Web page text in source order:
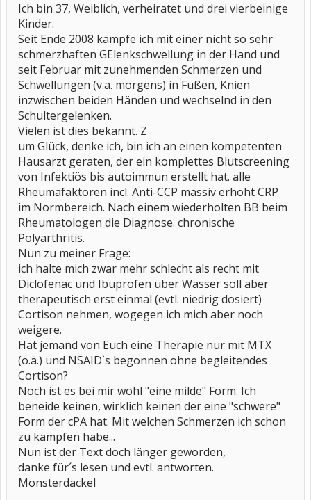
Ich bin 37, Weiblich, verheiratet und drei vierbeinige
Kinder.
Seit Ende 2008 kämpfe ich mit einer nicht so sehr
schmerzhaften GElenkschwellung in der Hand und
seit Februar mit zunehmenden Schmerzen und
Schwellungen (v.a. morgens) in Füßen, Knien
inzwischen beiden Händen und wechselnd in den
Schultergelenken.
Vielen ist dies bekannt. Z
um Glück, denke ich, bin ich an einen kompetenten
Hausarzt geraten, der ein komplettes Blutscreening
von Infektiös bis autoimmun erstellt hat. alle
Rheumafaktoren incl. Anti-CCP massiv erhöht CRP
im Normbereich. Nach einem wiederholten BB beim
Rheumatologen die Diagnose. chronische
Polyarthritis.
Nun zu meiner Frage:
ich halte mich zwar mehr schlecht als recht mit
Diclofenac und Ibuprofen über Wasser soll aber
therapeutisch erst einmal (evtl. niedrig dosiert)
Cortison nehmen, wogegen ich mich aber noch
weigere.
Hat jemand von Euch eine Therapie nur mit MTX
(o.ä.) und NSAID`s begonnen ohne begleitendes
Cortison?
Noch ist es bei mir wohl "eine milde" Form. Ich
beneide keinen, wirklich keinen der eine "schwere"
Form der cPA hat. Mit welchen Schmerzen ich schon
zu kämpfen habe...
Nun ist der Text doch länger geworden,
danke für´s lesen und evtl. antworten.
Monsterdackel